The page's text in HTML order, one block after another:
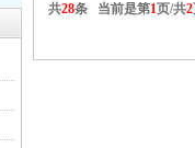
共28条 当前是第1页/共2